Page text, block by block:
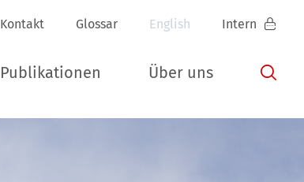
Kontakt Glossar English Intern
Publikationen Über uns